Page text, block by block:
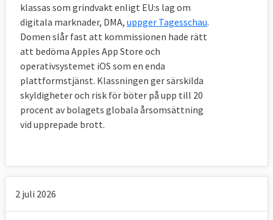
påföljder för flygbolag som inte informerar
om väsentliga problem som kraftiga
förseningar
18 januari 2007Sverige
förloradeSkatterätt: Uppskovsavdrag för
kapitalvinst vid avyttring av privatbostad
23 november 2006
att avelshingstar skall vara avelsvärderade i
klassas som grindvakt enligt EU:s lag om
digitala marknader, DMA, uppger Tagesschau.
Domen slår fast att kommissionen hade rätt
att bedöma Apples App Store och
operativsystemet iOS som en enda
plattformstjänst. Klassningen ger särskilda
skyldigheter och risk för böter på upp till 20
procent av bolagets globala årsomsättning
vid upprepade brott.
2 juli 2026